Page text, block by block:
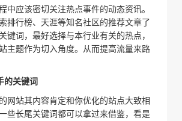
中应该密切关注热点事件的动态资讯。
排行榜、天涯等知名社区的推荐文章了
键词，最好选择与本行业有关的热点，
主题作为切入角度。从而提高流量来路
的关键词
网站其内容肯定和你优化的站点大致相
些长尾关键词都可以拿过来借鉴，看是